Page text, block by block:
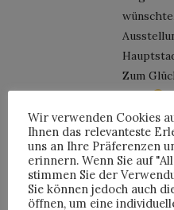
Zum
Bahn
DIE WOCHE AUF
HORSTSON
26. März 2017 at 13:12
Wir verwenden Cookies
Ihnen das relevanteste
uns an Ihre Präferenzen
erinnern. Wenn Sie auf
stimmen Sie der
Sie können jedoch auch
öffnen, um eine